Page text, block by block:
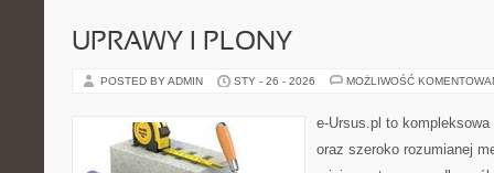
UPRAWY I PLONY
POSTED BY ADMIN STY - 26 - 2026 MOŻLIWOŚĆ
e-Ursus.pl to
oraz szeroko rozumianej